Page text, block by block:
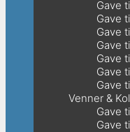
Gave
Gave
Gave
Gave
Gave
Gave
Gave
Venner &
Gave
Gave